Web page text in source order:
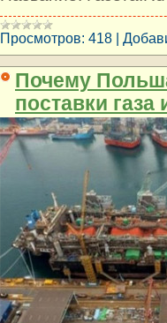
Просмотров: 418
Почему
поставки газа